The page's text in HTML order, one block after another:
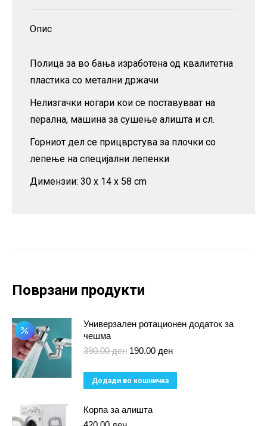
Опис
Полица за во бања изработена од квалитетна
пластика со метални држачи
Нелизгачки ногари кои се поставуваат на
перална, машина за сушење алишта и сл.
Горниот дел се прицврстува за плочки со
лепење на специјални лепенки
Димензии: 30 x 14 x 58 cm
Поврзани продукти
Универзален ротационен додаток за
чешма
390.00ден Original
was:
390.00 ден.
190.00 денCurrent
is:
Додади во кошничка
Корпа за алишта